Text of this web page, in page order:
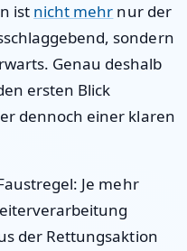
ist nicht mehr nur der
sondern
Genau deshalb
ersten Blick
dennoch einer klaren
Je mehr
der Rettungsaktion